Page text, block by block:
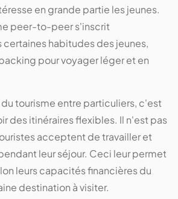
en grande partie les jeunes.
peer-to-peer s'inscrit
habitudes des jeunes,
pour voyager léger et en
du tourisme entre particuliers, c'est
des itinéraires flexibles. Il n'est pas
acceptent de travailler et
leur séjour. Ceci leur permet
leurs capacités financières du
destination à visiter.